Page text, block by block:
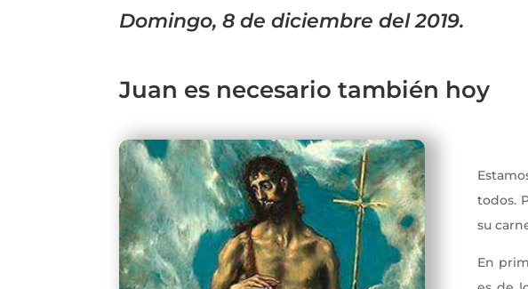
Domingo, 8 de diciembre del 2019.
Juan es necesario también hoy
todos.
su
En